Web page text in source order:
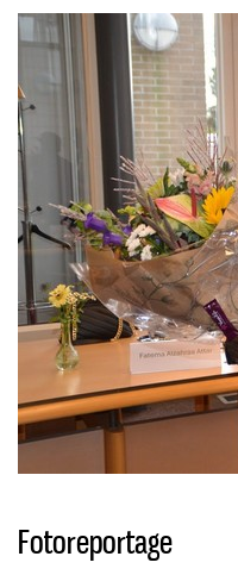
Fotoreportage